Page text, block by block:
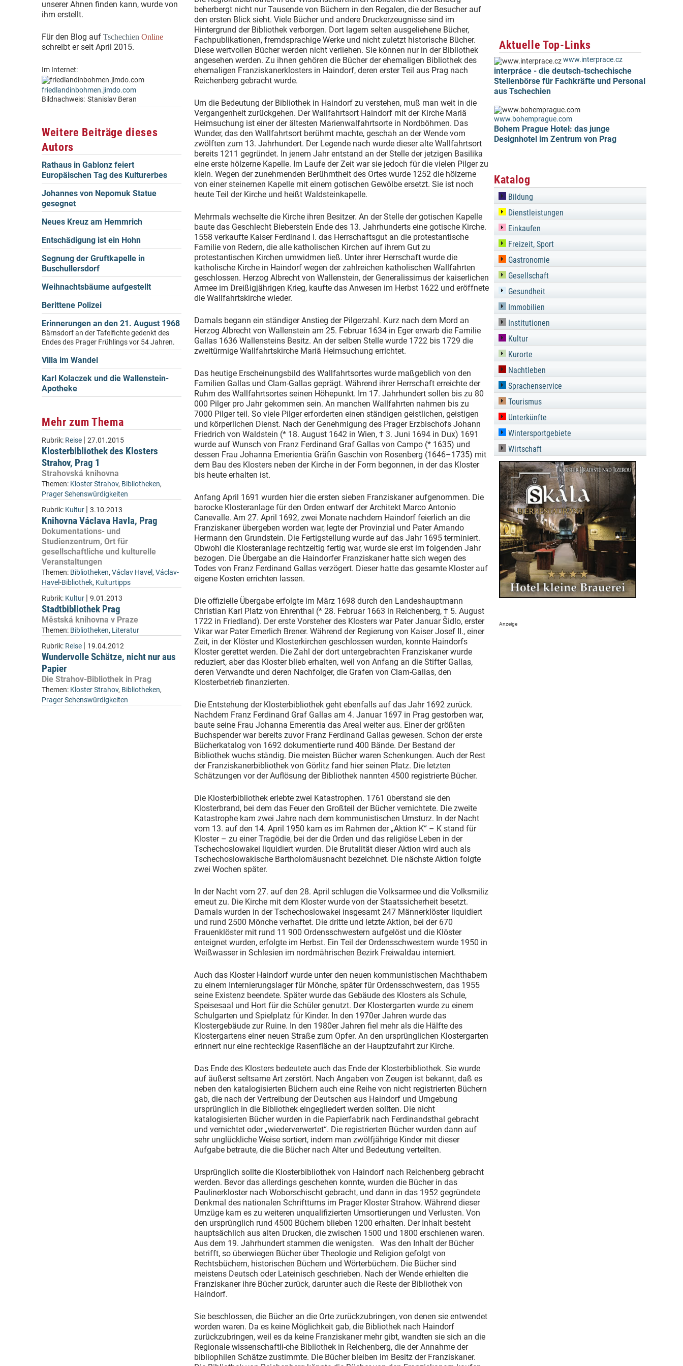
unserer Ahnen finden kann, wurde von
ihm erstellt.
Für den Blog auf Tschechien Online
schreibt er seit April 2015.
Im Internet:
friedlandinbohmen.jimdo.com
Bildnachweis: Stanislav Beran
Weitere Beiträge dieses
Autors
Rathaus in Gablonz feiert
Europäischen Tag des Kulturerbes
Johannes von Nepomuk Statue
gesegnet
Neues Kreuz am Hemmrich
Entschädigung ist ein Hohn
Segnung der Gruftkapelle in
Buschullersdorf
Weihnachtsbäume aufgestellt
Berittene Polizei
Erinnerungen an den 21. August 1968
Bärnsdorf an der Tafelfichte gedenkt des
Endes des Prager Frühlings vor 54 Jahren.
Villa im Wandel
Karl Kolaczek und die Wallenstein-
Apotheke
Mehr zum Thema
Rubrik: Reise | 27.01.2015
Klosterbibliothek des Klosters
Strahov, Prag 1
Strahovská knihovna
Themen: Kloster Strahov, Bibliotheken,
Prager Sehenswürdigkeiten
Rubrik: Kultur | 3.10.2013
Knihovna Václava Havla, Prag
Dokumentations- und
Studienzentrum, Ort für
gesellschaftliche und kulturelle
Veranstaltungen
Themen: Bibliotheken, Václav Havel, Václav-
Havel-Bibliothek, Kulturtipps
Rubrik: Kultur | 9.01.2013
Stadtbibliothek Prag
Městská knihovna v Praze
Themen: Bibliotheken, Literatur
Rubrik: Reise | 19.04.2012
Wundervolle Schätze, nicht nur aus
Papier
Die Strahov-Bibliothek in Prag
Themen: Kloster Strahov, Bibliotheken,
Prager Sehenswürdigkeiten
beherbergt nicht nur Tausende von Büchern in den Regalen, die der Besucher auf
den ersten Blick sieht. Viele Bücher und andere Druckerzeugnisse sind im
Hintergrund der Bibliothek verborgen. Dort lagern selten ausgeliehene Bücher,
Fachpublikationen, fremdsprachige Werke und nicht zuletzt historische Bücher.
Diese wertvollen Bücher werden nicht verliehen. Sie können nur in der Bibliothek
angesehen werden. Zu ihnen gehören die Bücher der ehemaligen Bibliothek des
ehemaligen Franziskanerklosters in Haindorf, deren erster Teil aus Prag nach
Reichenberg gebracht wurde.
Um die Bedeutung der Bibliothek in Haindorf zu verstehen, muß man weit in die
Vergangenheit zurückgehen. Der Wallfahrtsort Haindorf mit der Kirche Mariä
Heimsuchung ist einer der ältesten Marienwalfahrtsorte in Nordböhmen. Das
Wunder, das den Wallfahrtsort berühmt machte, geschah an der Wende vom
zwölften zum 13. Jahrhundert. Der Legende nach wurde dieser alte Wallfahrtsort
bereits 1211 gegründet. In jenem Jahr entstand an der Stelle der jetzigen Basilika
eine erste hölzerne Kapelle. Im Laufe der Zeit war sie jedoch für die vielen Pilger zu
klein. Wegen der zunehmenden Berühmtheit des Ortes wurde 1252 die hölzerne
von einer steinernen Kapelle mit einem gotischen Gewölbe ersetzt. Sie ist noch
heute Teil der Kirche und heißt Waldsteinkapelle.
Mehrmals wechselte die Kirche ihren Besitzer. An der Stelle der gotischen Kapelle
baute das Geschlecht Bieberstein Ende des 13. Jahrhunderts eine gotische Kirche.
1558 verkaufte Kaiser Ferdinand I. das Herrschaftsgut an die protestantische
Familie von Redern, die alle katholischen Kirchen auf ihrem Gut zu
protestantischen Kirchen umwidmen ließ. Unter ihrer Herrschaft wurde die
katholische Kirche in Haindorf wegen der zahlreichen katholischen Wallfahrten
geschlossen. Herzog Albrecht von Wallenstein, der Generalissimus der kaiserlichen
Armee im Dreißigjährigen Krieg, kaufte das Anwesen im Herbst 1622 und eröffnete
die Wallfahrtskirche wieder.
Damals begann ein ständiger Anstieg der Pilgerzahl. Kurz nach dem Mord an
Herzog Albrecht von Wallenstein am 25. Februar 1634 in Eger erwarb die Familie
Gallas 1636 Wallensteins Besitz. An der selben Stelle wurde 1722 bis 1729 die
zweitürmige Wallfahrtskirche Mariä Heimsuchung errichtet.
Das heutige Erscheinungsbild des Wallfahrtsortes wurde maßgeblich von den
Familien Gallas und Clam-Gallas geprägt. Während ihrer Herrschaft erreichte der
Ruhm des Wallfahrtsortes seinen Höhepunkt. Im 17. Jahrhundert sollen bis zu 80
000 Pilger pro Jahr gekommen sein. An manchen Wallfahrten nahmen bis zu
7000 Pilger teil. So viele Pilger erforderten einen ständigen geistlichen, geistigen
und körperlichen Dienst. Nach der Genehmigung des Prager Erzbischofs Johann
Friedrich von Waldstein (* 18. August 1642 in Wien, † 3. Juni 1694 in Dux) 1691
wurde auf Wunsch von Franz Ferdinand Graf Gallas von Campo (* 1635) und
dessen Frau Johanna Emerientia Gräfin Gaschin von Rosenberg (1646–1735) mit
dem Bau des Klosters neben der Kirche in der Form begonnen, in der das Kloster
bis heute erhalten ist.
Anfang April 1691 wurden hier die ersten sieben Franziskaner aufgenommen. Die
barocke Klosteranlage für den Orden entwarf der Architekt Marco Antonio
Canevalle. Am 27. April 1692, zwei Monate nachdem Haindorf feierlich an die
Franziskaner übergeben worden war, legte der Provinzial und Pater Amando
Hermann den Grundstein. Die Fertigstellung wurde auf das Jahr 1695 terminiert.
Obwohl die Klosteranlage rechtzeitig fertig war, wurde sie erst im folgenden Jahr
bezogen. Die Übergabe an die Haindorfer Franziskaner hatte sich wegen des
Todes von Franz Ferdinand Gallas verzögert. Dieser hatte das gesamte Kloster auf
eigene Kosten errichten lassen.
Die offizielle Übergabe erfolgte im März 1698 durch den Landeshauptmann
Christian Karl Platz von Ehrenthal (* 28. Februar 1663 in Reichenberg, † 5. August
1722 in Friedland). Der erste Vorsteher des Klosters war Pater Januar Šidlo, erster
Vikar war Pater Emerlich Brener. Während der Regierung von Kaiser Josef II., einer
Zeit, in der Klöster und Klosterkirchen geschlossen wurden, konnte Haindorfs
Kloster gerettet werden. Die Zahl der dort untergebrachten Franziskaner wurde
reduziert, aber das Kloster blieb erhalten, weil von Anfang an die Stifter Gallas,
deren Verwandte und deren Nachfolger, die Grafen von Clam-Gallas, den
Klosterbetrieb finanzierten.
Die Entstehung der Klosterbibliothek geht ebenfalls auf das Jahr 1692 zurück.
Nachdem Franz Ferdinand Graf Gallas am 4. Januar 1697 in Prag gestorben war,
baute seine Frau Johanna Emerentia das Areal weiter aus. Einer der größten
Buchspender war bereits zuvor Franz Ferdinand Gallas gewesen. Schon der erste
Bücherkatalog von 1692 dokumentierte rund 400 Bände. Der Bestand der
Bibliothek wuchs ständig. Die meisten Bücher waren Schenkungen. Auch der Rest
der Franziskanerbibliothek von Görlitz fand hier seinen Platz. Die letzten
Schätzungen vor der Auflösung der Bibliothek nannten 4500 registrierte Bücher.
Die Klosterbibliothek erlebte zwei Katastrophen. 1761 überstand sie den
Klosterbrand, bei dem das Feuer den Großteil der Bücher vernichtete. Die zweite
Katastrophe kam zwei Jahre nach dem kommunistischen Umsturz. In der Nacht
vom 13. auf den 14. April 1950 kam es im Rahmen der „Aktion K“ – K stand für
Kloster – zu einer Tragödie, bei der die Orden und das religiöse Leben in der
Tschechoslowakei liquidiert wurden. Die Brutalität dieser Aktion wird auch als
Tschechoslowakische Bartholomäusnacht bezeichnet. Die nächste Aktion folgte
zwei Wochen später.
In der Nacht vom 27. auf den 28. April schlugen die Volksarmee und die Volksmiliz
erneut zu. Die Kirche mit dem Kloster wurde von der Staatssicherheit besetzt.
Damals wurden in der Tschechoslowakei insgesamt 247 Männerklöster liquidiert
und rund 2500 Mönche verhaftet. Die dritte und letzte Aktion, bei der 670
Frauenklöster mit rund 11 900 Ordensschwestern aufgelöst und die Klöster
enteignet wurden, erfolgte im Herbst. Ein Teil der Ordensschwestern wurde 1950 in
Weißwasser in Schlesien im nordmährischen Bezirk Freiwaldau interniert.
Auch das Kloster Haindorf wurde unter den neuen kommunistischen Machthabern
zu einem Internierungslager für Mönche, später für Ordensschwestern, das 1955
seine Existenz beendete. Später wurde das Gebäude des Klosters als Schule,
Speisesaal und Hort für die Schüler genutzt. Der Klostergarten wurde zu einem
Schulgarten und Spielplatz für Kinder. In den 1970er Jahren wurde das
Klostergebäude zur Ruine. In den 1980er Jahren fiel mehr als die Hälfte des
Klostergartens einer neuen Straße zum Opfer. An den ursprünglichen Klostergarten
erinnert nur eine rechteckige Rasenfläche an der Hauptzufahrt zur Kirche.
Das Ende des Klosters bedeutete auch das Ende der Klosterbibliothek. Sie wurde
auf äußerst seltsame Art zerstört. Nach Angaben von Zeugen ist bekannt, daß es
neben den katalogisierten Büchern auch eine Reihe von nicht registrierten Büchern
gab, die nach der Vertreibung der Deutschen aus Haindorf und Umgebung
ursprünglich in die Bibliothek eingegliedert werden sollten. Die nicht
katalogisierten Bücher wurden in die Papierfabrik nach Ferdinandsthal gebracht
und vernichtet oder „wiederverwertet“. Die registrierten Bücher wurden dann auf
sehr unglückliche Weise sortiert, indem man zwölfjährige Kinder mit dieser
Aufgabe betraute, die die Bücher nach Alter und Bedeutung verteilten.
Ursprünglich sollte die Klosterbibliothek von Haindorf nach Reichenberg gebracht
werden. Bevor das allerdings geschehen konnte, wurden die Bücher in das
Paulinerkloster nach Woborschischt gebracht, und dann in das 1952 gegründete
Denkmal des nationalen Schrifttums im Prager Kloster Strahow. Während dieser
Umzüge kam es zu weiteren unqualifizierten Umsortierungen und Verlusten. Von
den ursprünglich rund 4500 Büchern blieben 1200 erhalten. Der Inhalt besteht
hauptsächlich aus alten Drucken, die zwischen 1500 und 1800 erschienen waren.
Aus dem 19. Jahrhundert stammen die wenigsten. Was den Inhalt der Bücher
betrifft, so überwiegen Bücher über Theologie und Religion gefolgt von
Rechtsbüchern, historischen Büchern und Wörterbüchern. Die Bücher sind
meistens Deutsch oder Lateinisch geschrieben. Nach der Wende erhielten die
Franziskaner ihre Bücher zurück, darunter auch die Reste der Bibliothek von
Haindorf.
Sie beschlossen, die Bücher an die Orte zurückzubringen, von denen sie entwendet
worden waren. Da es keine Möglichkeit gab, die Bibliothek nach Haindorf
zurückzubringen, weil es da keine Franziskaner mehr gibt, wandten sie sich an die
Regionale wissenschaftli-che Bibliothek in Reichenberg, die der Annahme der
bibliophilen Schätze zustimmte. Die Bücher bleiben im Besitz der Franziskaner.
Aktuelle Top-Links
www.interprace.cz
interpráce - die deutsch-tschechische
Stellenbörse für Fachkräfte und Personal
aus Tschechien
www.bohemprague.com
Bohem Prague Hotel: das junge
Designhotel im Zentrum von Prag
Katalog
Bildung
Dienstleistungen
Einkaufen
Freizeit, Sport
Gastronomie
Gesellschaft
Gesundheit
Immobilien
Institutionen
Kultur
Kurorte
Nachtleben
Sprachenservice
Tourismus
Unterkünfte
Wintersportgebiete
Wirtschaft